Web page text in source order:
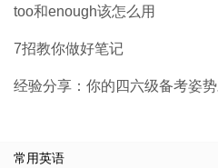
too和enough该怎么用
7招教你做好笔记
经验分享：你的四六级备考姿势
常用英语